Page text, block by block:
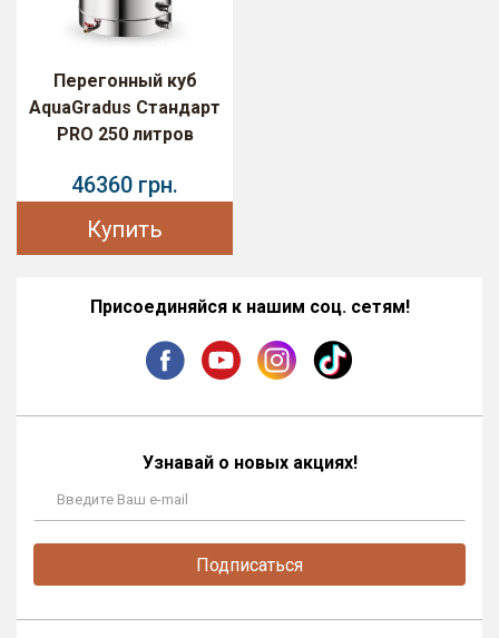
Перегонный куб
AquaGradus Стандарт
PRO 250 литров
46360 грн.
Купить
Присоединяйся к нашим соц. сетям!
Узнавай о новых акциях!
Подписаться